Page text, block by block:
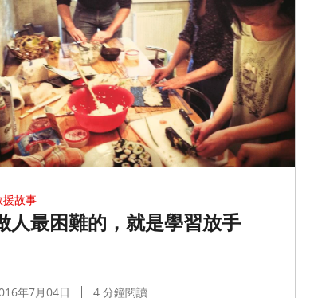
援故事
人最困難的，就是學習放手
年7月04日 4 分鐘閱讀